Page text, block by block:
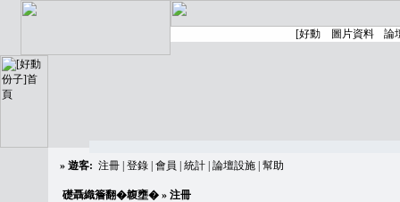
» 遊客: 注冊 登錄 會員 統計 論壇設施 幫助
礎聶織簷翻�䪖壅� » 注冊